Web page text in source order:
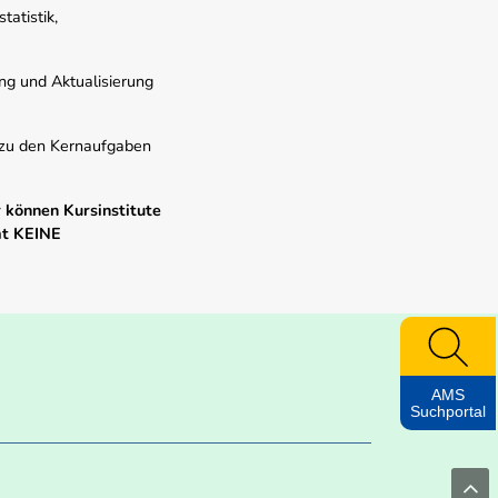
und Aktualisierung
den Kernaufgaben
Kursinstitute
KEINE
AMS
Suchportal